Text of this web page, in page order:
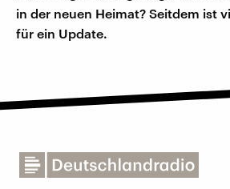
in der neuen Heimat? Seitdem ist
für ein Update.